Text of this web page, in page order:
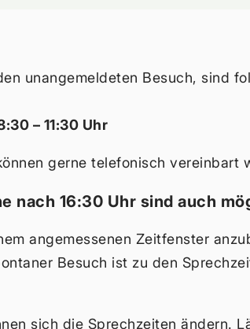
unangemeldeten Besuch, sind
– 11:30 Uhr
gerne telefonisch vereinbart
nach 16:30 Uhr sind auch
angemessenen Zeitfenster
Besuch ist zu den
sich die Sprechzeiten ändern.